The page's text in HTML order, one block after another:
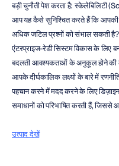
बड़ी चुनौती पेश करता है: स्केलेबिलिटी
आप यह कैसे सुनिश्चित करते हैं कि
अधिक जटिल प्रश्नों को संभाल सकती
एंटरप्राइज-रेडी सिस्टम विकास के लिए
बदलती आवश्यकताओं के अनुकूल होने की
आपके दीर्घकालिक लक्ष्यों के बारे में
पहचान करने में मदद करने के लिए
समाधानों को परिभाषित करती हैं,
उत्पाद देखें